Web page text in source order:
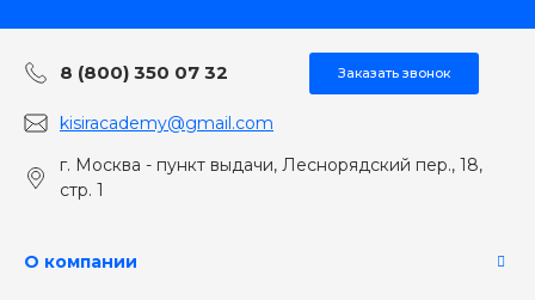
8 (800) 350 07 32 Заказать звонок
kisiracademy@gmail.com
г. Москва - пункт выдачи, Леснорядский пер., 18,
стр. 1
О компании